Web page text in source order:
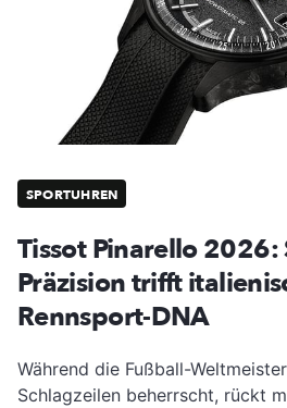
SPORTUHREN
Tissot Pinarello 2026:
Präzision trifft
Rennsport-DNA
Während die Fußball-
Schlagzeilen beherrscht, rückt